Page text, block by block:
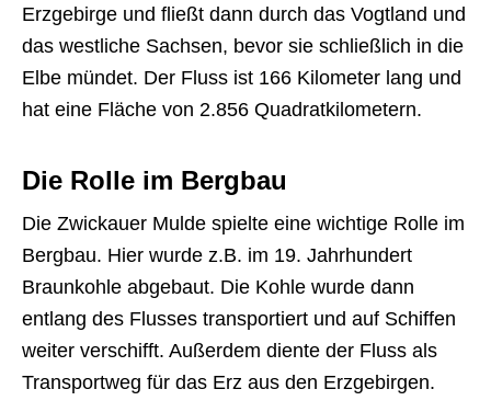
Erzgebirge und fließt dann durch das Vogtland und
das westliche Sachsen, bevor sie schließlich in die
Elbe mündet. Der Fluss ist 166 Kilometer lang und
hat eine Fläche von 2.856 Quadratkilometern.
Die Rolle im Bergbau
Die Zwickauer Mulde spielte eine wichtige Rolle im
Bergbau. Hier wurde z.B. im 19. Jahrhundert
Braunkohle abgebaut. Die Kohle wurde dann
entlang des Flusses transportiert und auf Schiffen
weiter verschifft. Außerdem diente der Fluss als
Transportweg für das Erz aus den Erzgebirgen.